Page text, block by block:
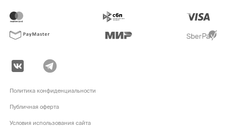
Политика конфиденциальности
Публичная оферта
Условия использования сайта